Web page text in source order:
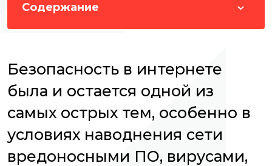
Содержание
Безопасность в интернете
была и остается одной из
самых острых тем, особенно в
условиях наводнения сети
вредоносными ПО, вирусами,